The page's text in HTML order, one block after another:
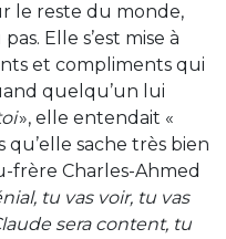
le reste du monde,
Elle s’est mise à
et compliments qui
quelqu’un lui
», elle entendait «
qu’elle sache très bien
frère Charles-Ahmed
tu vas voir, tu vas
sera content, tu